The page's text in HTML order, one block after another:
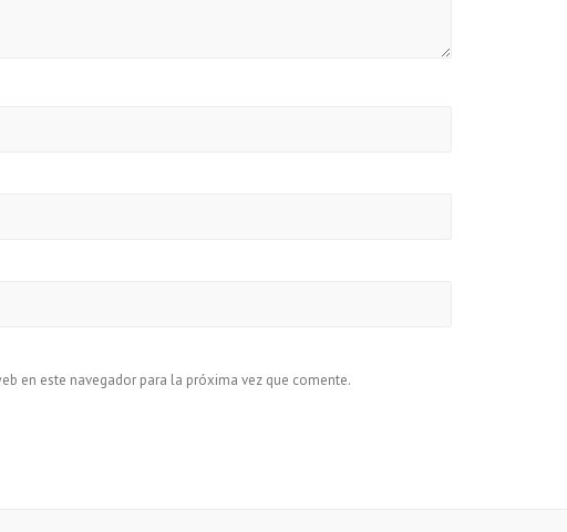
en este navegador para la próxima vez que comente.